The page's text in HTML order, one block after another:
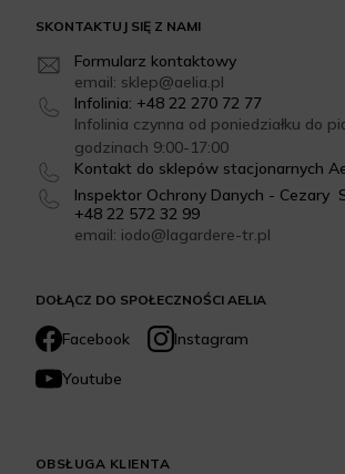
DOŁĄCZ DO SPOŁECZNOŚCI AELIA
Facebook
Instagram
Youtube
SKONTAKTUJ SIĘ Z NAMI
Formularz kontaktowy
email: sklep@aelia.pl
Infolinia: +48 22 270 72 77
Infolinia czynna od poniedziałku do
godzinach 9:00-17:00
Kontakt do sklepów stacjonarnych
Inspektor Ochrony Danych - Cezary
+48 22 572 32 99
email: iodo@lagardere-tr.pl
OBSŁUGA KLIENTA